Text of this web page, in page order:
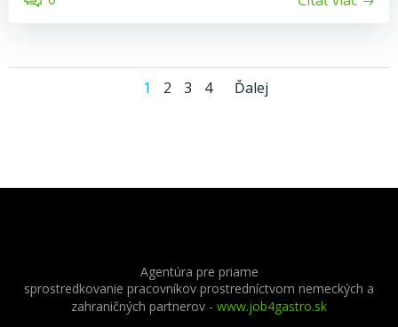
Posts
Page
1 Page
2 Page
3 Page
4
Posts
Ďalej
Agentúra pre priame
sprostredkovanie pracovníkov prostredníctvom nemeckých a
zahraničných partnerov - www.job4gastro.sk